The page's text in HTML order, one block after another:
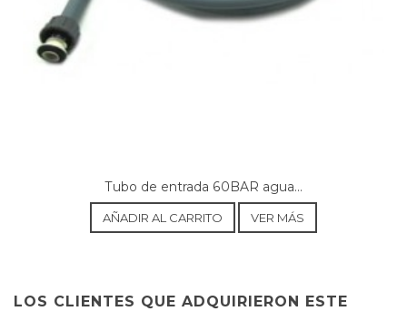
Tubo de entrada 60BAR agua...
AÑADIR AL CARRITO VER MÁS
LOS CLIENTES QUE ADQUIRIERON ESTE